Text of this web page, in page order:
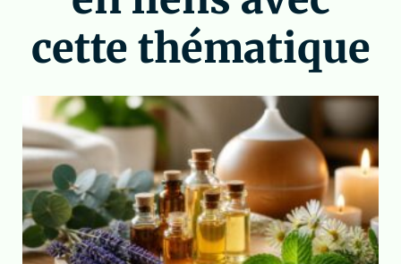
cette thématique